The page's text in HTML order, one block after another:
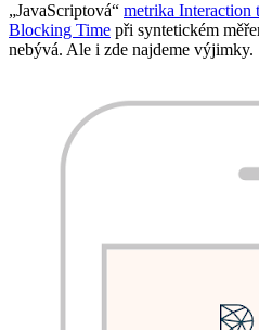
„JavaScriptová“ metrika Interaction
Blocking Time při syntetickém
nebývá. Ale i zde najdeme výjimky.